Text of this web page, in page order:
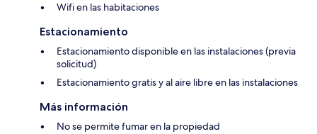
Wifi en las habitaciones
Estacionamiento
Estacionamiento disponible en las instalaciones (previa
solicitud)
Estacionamiento gratis y al aire libre en las instalaciones
Más información
No se permite fumar en la propiedad